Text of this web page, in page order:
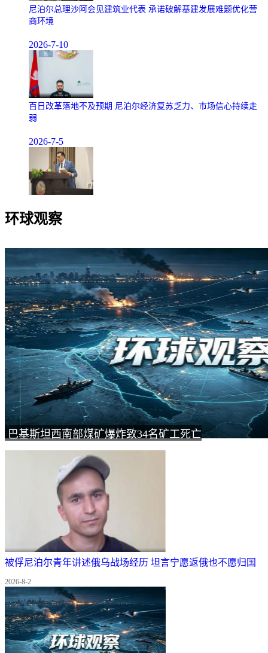
尼泊尔总理沙阿会见建筑业代表 承诺破解基建发展难题优化营
商环境
2026-7-10
百日改革落地不及预期 尼泊尔经济复苏乏力、市场信心持续走
弱
2026-7-5
环球观察
巴基斯坦西南部煤矿爆炸致34名矿工死亡
被俘尼泊尔青年讲述俄乌战场经历 坦言宁愿返俄也不愿归国
2026-8-2